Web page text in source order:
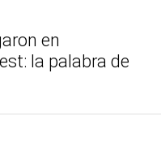
en
la palabra de